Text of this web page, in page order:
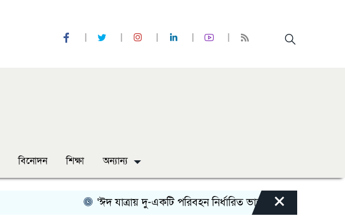
বিনোদন শিক্ষা অন্যান্য
‘ঈদ যাত্রায় দু-একটি পরিবহন নির্ধারিত ভাড়ার চেয়েও কম নিচ্ছে’
×